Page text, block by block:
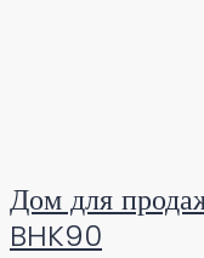
Дом для
BHK90